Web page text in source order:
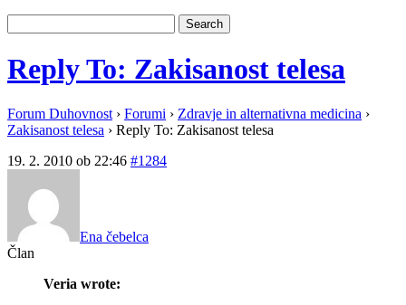
Reply To: Zakisanost telesa
Forum Duhovnost › Forumi › Zdravje in alternativna medicina ›
Zakisanost telesa › Reply To: Zakisanost telesa
19. 2. 2010 ob 22:46 #1284
Ena čebelca
Član
Veria wrote: